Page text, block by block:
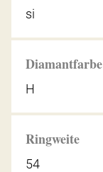
si
Diamantfarbe
H
Ringweite
54